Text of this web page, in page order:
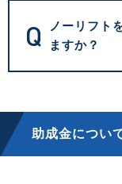
Q
ノーリフト
ますか？
助成金につい